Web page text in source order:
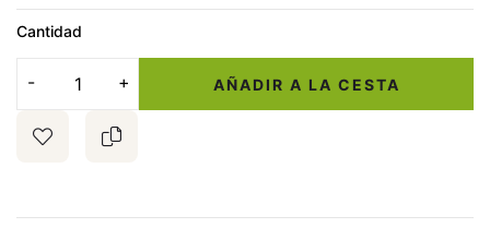
Cantidad
AÑADIR A LA CESTA